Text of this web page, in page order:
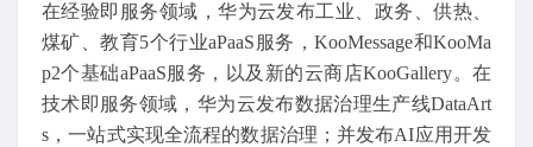
在经验即服务领域，华为云发布工业、政务、供热、
煤矿、教育5个行业aPaaS服务，KooMessage和KooMa
p2个基础aPaaS服务，以及新的云商店KooGallery。在
技术即服务领域，华为云发布数据治理生产线DataArt
s，一站式实现全流程的数据治理；并发布AI应用开发